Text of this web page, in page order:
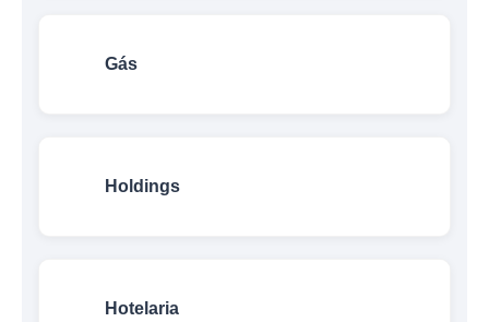
Gás
Holdings
Hotelaria